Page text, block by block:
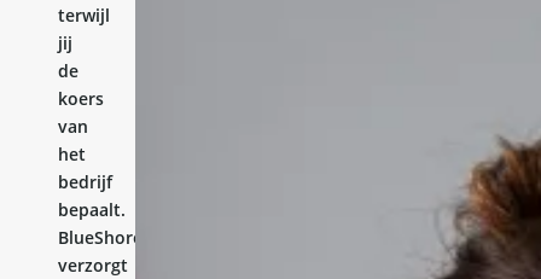
terwijl
jij
de
koers
van
het
bedrijf
bepaalt.
BlueShores
verzorgt